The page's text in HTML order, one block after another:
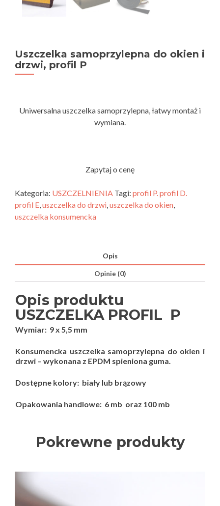
Uszczelka samoprzylepna do okien i
drzwi, profil P
Uniwersalna uszczelka samoprzylepna, łatwy montaż i
wymiana.
Zapytaj o cenę
Kategoria: USZCZELNIENIA Tagi: profil P. profil D.
profil E,uszczelka do drzwi,uszczelka do okien,
uszczelka konsumencka
Opis
Opinie (0)
Opis produktu
USZCZELKA PROFIL P
Wymiar: 9 x 5,5 mm
Konsumencka uszczelka samoprzylepna do okien i
drzwi – wykonana z EPDM spieniona guma.
Dostępne kolory: biały lub brązowy
Opakowania handlowe: 6 mb oraz 100 mb
Pokrewne produkty